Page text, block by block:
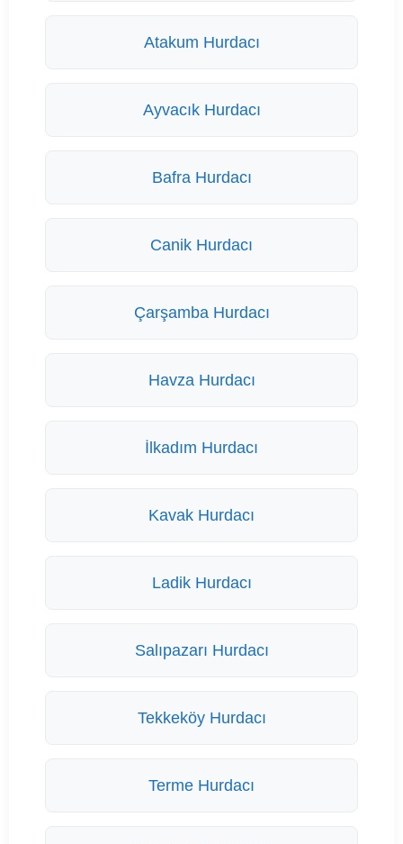
Atakum Hurdacı
Ayvacık Hurdacı
Bafra Hurdacı
Canik Hurdacı
Çarşamba Hurdacı
Havza Hurdacı
İlkadım Hurdacı
Kavak Hurdacı
Ladik Hurdacı
Salıpazarı Hurdacı
Tekkeköy Hurdacı
Terme Hurdacı